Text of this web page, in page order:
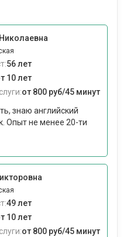
56 лет
10 лет
от 800 руб/45 минут
знаю английский
Опыт не менее 20-ти
49 лет
10 лет
от 800 руб/45 минут